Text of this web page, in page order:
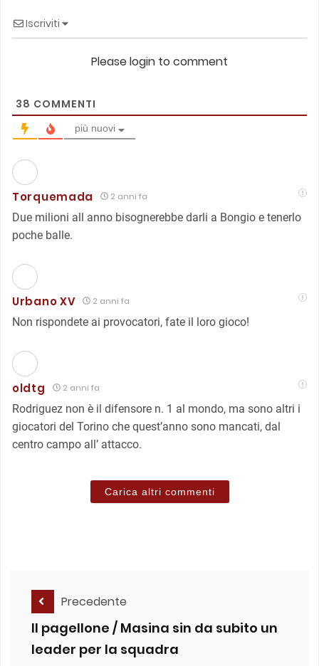
Iscriviti
Please login to comment
38 COMMENTI
più nuovi
Torquemada 2 anni fa
Due milioni all anno bisognerebbe darli a Bongio e tenerlo
poche balle.
Urbano XV 2 anni fa
Non rispondete ai provocatori, fate il loro gioco!
oldtg 2 anni fa
Rodriguez non è il difensore n. 1 al mondo, ma sono altri i
giocatori del Torino che quest’anno sono mancati, dal
centro campo all’ attacco.
Carica altri commenti
Precedente
Il pagellone / Masina sin da subito un
leader per la squadra